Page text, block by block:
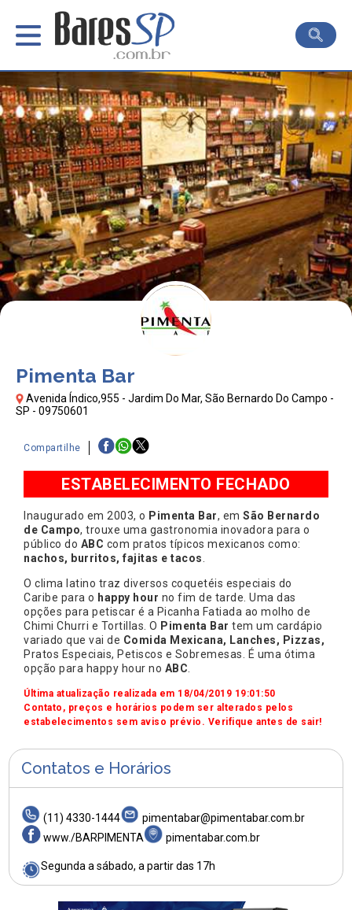
Pimenta Bar
Avenida Índico,955 - Jardim Do Mar, São Bernardo Do Campo -
SP - 09750601
Compartilhe
ESTABELECIMENTO FECHADO
Inaugurado em 2003, o Pimenta Bar, em São Bernardo
de Campo, trouxe uma gastronomia inovadora para o
público do ABC com pratos típicos mexicanos como:
nachos, burritos, fajitas e tacos.
O clima latino traz diversos coquetéis especiais do
Caribe para o happy hour no fim de tarde. Uma das
opções para petiscar é a Picanha Fatiada ao molho de
Chimi Churri e Tortillas. O Pimenta Bar tem um cardápio
variado que vai de Comida Mexicana, Lanches, Pizzas,
Pratos Especiais, Petiscos e Sobremesas. É uma ótima
opção para happy hour no ABC.
Última atualização realizada em 18/04/2019 19:01:50
Contato, preços e horários podem ser alterados pelos
estabelecimentos sem aviso prévio. Verifique antes de sair!
Contatos e Horários
(11) 4330-1444
pimentabar@pimentabar.com.br
www./BARPIMENTA
pimentabar.com.br
Segunda a sábado, a partir das 17h